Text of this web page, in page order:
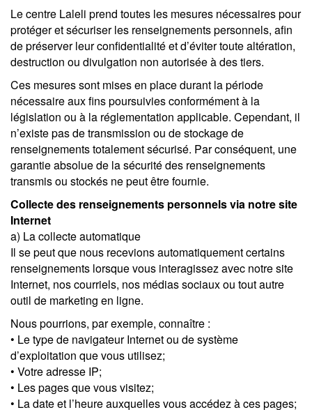
Le centre Laleli prend toutes les mesures nécessaires pour
protéger et sécuriser les renseignements personnels, afin
de préserver leur confidentialité et d’éviter toute altération,
destruction ou divulgation non autorisée à des tiers.
Ces mesures sont mises en place durant la période
nécessaire aux fins poursuivies conformément à la
législation ou à la réglementation applicable. Cependant, il
n’existe pas de transmission ou de stockage de
renseignements totalement sécurisé. Par conséquent, une
garantie absolue de la sécurité des renseignements
transmis ou stockés ne peut être fournie.
Collecte des renseignements personnels via notre site
Internet
a) La collecte automatique
Il se peut que nous recevions automatiquement certains
renseignements lorsque vous interagissez avec notre site
Internet, nos courriels, nos médias sociaux ou tout autre
outil de marketing en ligne.
Nous pourrions, par exemple, connaître :
• Le type de navigateur Internet ou de système
d’exploitation que vous utilisez;
• Votre adresse IP;
• Les pages que vous visitez;
• La date et l’heure auxquelles vous accédez à ces pages;